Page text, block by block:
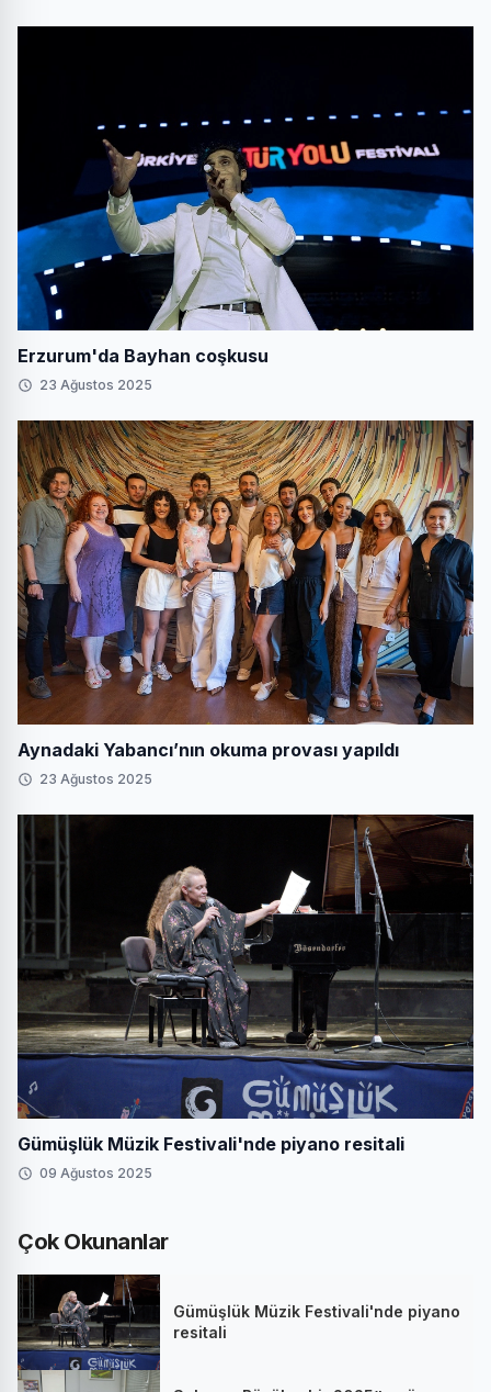
Erzurum'da Bayhan coşkusu
23 Ağustos 2025
Aynadaki Yabancı’nın okuma provası yapıldı
23 Ağustos 2025
Gümüşlük Müzik Festivali'nde piyano resitali
09 Ağustos 2025
Çok Okunanlar
Gümüşlük Müzik Festivali'nde piyano
resitali